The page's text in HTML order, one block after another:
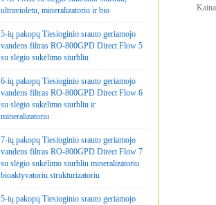
ultravioletu, mineralizatoriu ir bio
5-ių pakopų Tiesioginio srauto geriamojo
vandens filtras RO-800GPD Direct Flow 5
su slėgio sukėlimo siurbliu
6-ių pakopų Tiesioginio srauto geriamojo
vandens filtras RO-800GPD Direct Flow 6
su slėgio sukėlimo siurbliu ir
mineralizatoriu
7-ių pakopų Tiesioginio srauto geriamojo
vandens filtras RO-800GPD Direct Flow 7
su slėgio sukėlimo siurbliu mineralizatoriu
bioaktyvatoriu strukturizatoriu
5-ių pakopų Tiesioginio srauto geriamojo